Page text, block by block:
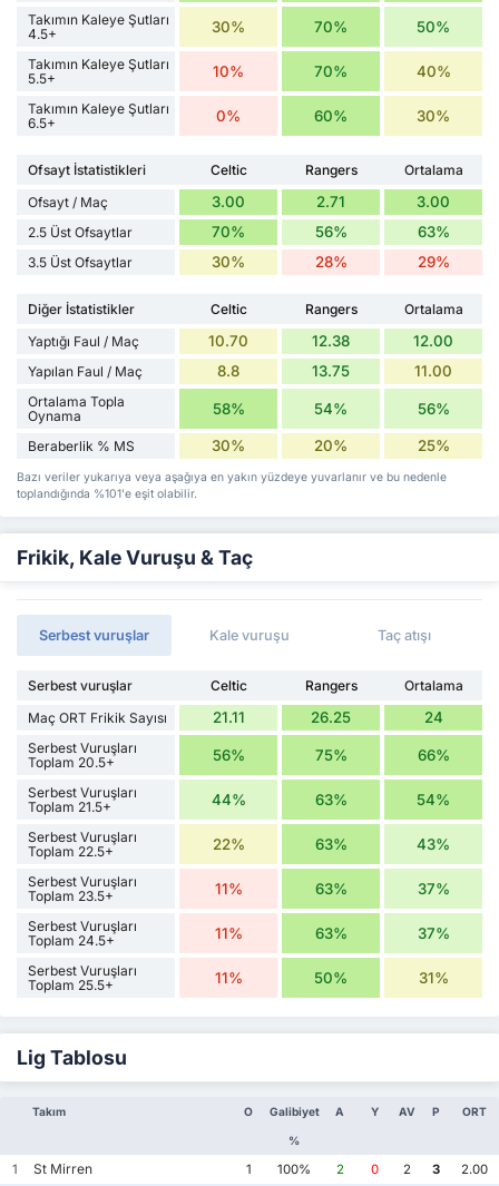
Takımın Kaleye Şutları
4.5+
30% 70% 50%
Takımın Kaleye Şutları
5.5+
10% 70% 40%
Takımın Kaleye Şutları
6.5+
0% 60% 30%
Ofsayt İstatistikleri Celtic Rangers
Ortalama
Ofsayt / Maç
3.00 2.71 3.00
2.5 Üst Ofsaytlar 70% 56% 63%
3.5 Üst Ofsaytlar 30% 28% 29%
Diğer İstatistikler Celtic Rangers
Ortalama
Yaptığı Faul / Maç
10.70 12.38 12.00
Yapılan Faul / Maç 8.8 13.75 11.00
Ortalama Topla
Oynama
58% 54% 56%
Beraberlik % MS 30% 20% 25%
Bazı veriler yukarıya veya aşağıya en yakın yüzdeye yuvarlanır ve bu nedenle
toplandığında %101'e eşit olabilir.
Frikik, Kale Vuruşu & Taç
Serbest vuruşlar Kale vuruşu Taç atışı
Serbest vuruşlar Celtic Rangers
Ortalama
Maç ORT Frikik Sayısı
21.11 26.25 24
Serbest Vuruşları
Toplam 20.5+
56% 75% 66%
Serbest Vuruşları
Toplam 21.5+
44% 63% 54%
Serbest Vuruşları
Toplam 22.5+
22% 63% 43%
Serbest Vuruşları
Toplam 23.5+
11% 63% 37%
Serbest Vuruşları
Toplam 24.5+
11% 63% 37%
Serbest Vuruşları
Toplam 25.5+
11% 50% 31%
Lig Tablosu
Takım O Galibiyet
%
A Y AV P ORT
1 St Mirren 1 100% 2 0 2 3 2.00